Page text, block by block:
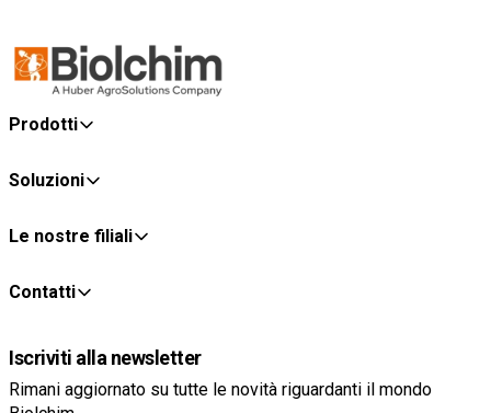
Prodotti
Soluzioni
Le nostre filiali
Contatti
Iscriviti alla newsletter
Rimani aggiornato su tutte le novità riguardanti il mondo